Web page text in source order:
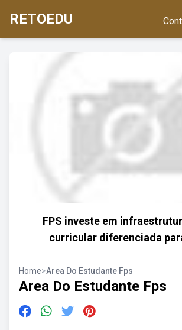
RETOEDU
FPS investe em
curricular diferenciada
Home>Area Do Estudante Fps
Area Do Estudante Fps